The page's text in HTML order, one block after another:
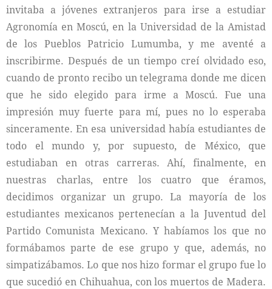
invitaba a jóvenes extranjeros para irse a estudiar
Agronomía en Moscú, en la Universidad de la Amistad
de los Pueblos Patricio Lumumba, y me aventé a
inscribirme. Después de un tiempo creí olvidado eso,
cuando de pronto recibo un telegrama donde me dicen
que he sido elegido para irme a Moscú. Fue una
impresión muy fuerte para mí, pues no lo esperaba
sinceramente. En esa universidad había estudiantes de
todo el mundo y, por supuesto, de México, que
estudiaban en otras carreras. Ahí, finalmente, en
nuestras charlas, entre los cuatro que éramos,
decidimos organizar un grupo. La mayoría de los
estudiantes mexicanos pertenecían a la Juventud del
Partido Comunista Mexicano. Y habíamos los que no
formábamos parte de ese grupo y que, además, no
simpatizábamos. Lo que nos hizo formar el grupo fue lo
que sucedió en Chihuahua, con los muertos de Madera.